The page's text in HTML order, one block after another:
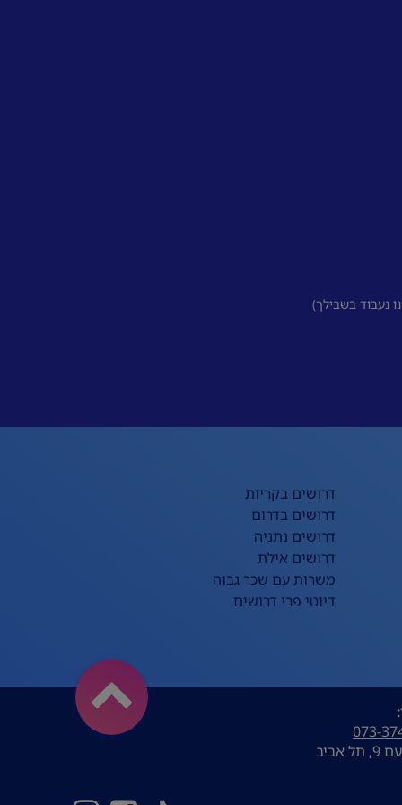
נעבוד בשבילך)
דרושים בקריות
דרושים בדרום
דרושים נתניה
דרושים אילת
משרות עם שכר גבוה
דיוטי פרי דרושים
073-